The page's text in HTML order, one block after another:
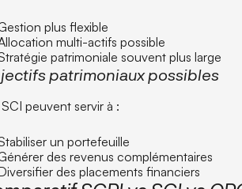
plus flexible
multi-actifs possible
patrimoniale souvent plus large
patrimoniaux possibles
peuvent servir à :
un portefeuille
des revenus complémentaires
des placements financiers